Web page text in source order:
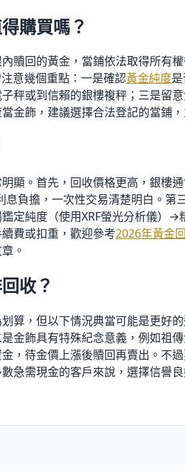
購買嗎？
贖回的黃金，當鋪依法取得所有
意幾個重點：一是確認黃金純度
秤或到信賴的銀樓複秤；三是留
金飾，建議選擇合法登記的當鋪
顯。首先，回收價格更高，銀樓
息負擔，一次性交易清楚明白。
定純度（使用XRF螢光分析儀）
費或扣重，歡迎參考2026年黃金
。
收？
算，但以下情況典當可能是更好
金飾具有特殊紀念意義，例如祖
，待金價上漲後贖回再賣出。不
急需現金的客戶來說，選擇信譽